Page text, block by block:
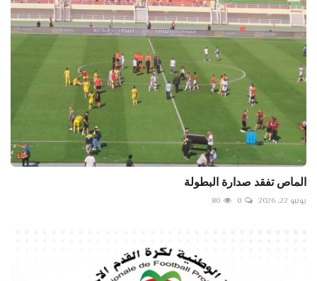
الماص تفقد صدارة البطولة
يونيو 22, 2026 0
80